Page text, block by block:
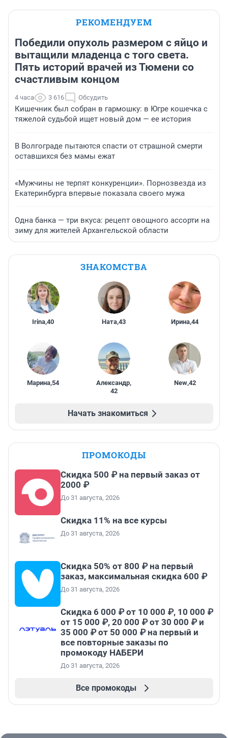
РЕКОМЕНДУЕМ
Победили опухоль размером с яйцо и
вытащили младенца с того света.
Пять историй врачей из Тюмени со
счастливым концом
4 часа 3 616 Обсудить
Кишечник был собран в гармошку: в Югре кошечка с
тяжелой судьбой ищет новый дом — ее история
В Волгограде пытаются спасти от страшной смерти
оставшихся без мамы ежат
«Мужчины не терпят конкуренции». Порнозвезда из
Екатеринбурга впервые показала своего мужа
Одна банка — три вкуса: рецепт овощного ассорти на
зиму для жителей Архангельской области
ЗНАКОМСТВА
Irina,40 Ната,43 Ирина,44
Марина,54 Александр,
42
New,42
Начать знакомиться
ПРОМОКОДЫ
Скидка 500 ₽ на первый заказ от
2000 ₽
До 31 августа, 2026
Скидка 11% на все курсы
До 31 августа, 2026
Скидка 50% от 800 ₽ на первый
заказ, максимальная скидка 600 ₽
До 31 августа, 2026
Скидка 6 000 ₽ от 10 000 ₽, 10 000 ₽
от 15 000 ₽, 20 000 ₽ от 30 000 ₽ и
35 000 ₽ от 50 000 ₽ на первый и
все повторные заказы по
промокоду НАБЕРИ
До 31 августа, 2026
Все промокоды